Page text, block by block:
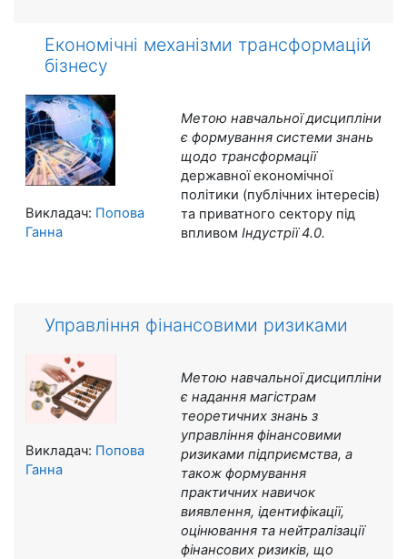
Економічні механізми трансформацій
бізнесу
Метою навчальної дисципліни
є формування системи знань
щодо трансформації
державної економічної
політики (публічних інтересів)
та приватного сектору під
впливом Індустрії 4.0.
Викладач: Попова
Ганна
Управління фінансовими ризиками
Метою навчальної дисципліни
є надання магістрам
теоретичних знань з
управління фінансовими
ризиками підприємства, а
також формування
практичних навичок
виявлення, ідентифікації,
оцінювання та нейтралізації
фінансових ризиків, що
Викладач: Попова
Ганна